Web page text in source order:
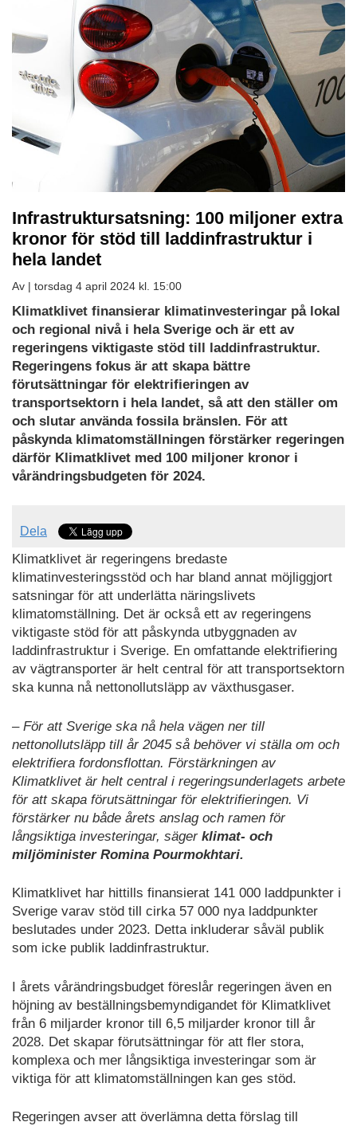
Infrastruktursatsning: 100 miljoner extra
kronor för stöd till laddinfrastruktur i
hela landet
Av | torsdag 4 april 2024 kl. 15:00
Klimatklivet finansierar klimatinvesteringar på lokal
och regional nivå i hela Sverige och är ett av
regeringens viktigaste stöd till laddinfrastruktur.
Regeringens fokus är att skapa bättre
förutsättningar för elektrifieringen av
transportsektorn i hela landet, så att den ställer om
och slutar använda fossila bränslen. För att
påskynda klimatomställningen förstärker regeringen
därför Klimatklivet med 100 miljoner kronor i
vårändringsbudgeten för 2024.
Dela
Klimatklivet är regeringens bredaste
klimatinvesteringsstöd och har bland annat möjliggjort
satsningar för att underlätta näringslivets
klimatomställning. Det är också ett av regeringens
viktigaste stöd för att påskynda utbyggnaden av
laddinfrastruktur i Sverige. En omfattande elektrifiering
av vägtransporter är helt central för att transportsektorn
ska kunna nå nettonollutsläpp av växthusgaser.
– För att Sverige ska nå hela vägen ner till
nettonollutsläpp till år 2045 så behöver vi ställa om och
elektrifiera fordonsflottan. Förstärkningen av
Klimatklivet är helt central i regeringsunderlagets arbete
för att skapa förutsättningar för elektrifieringen. Vi
förstärker nu både årets anslag och ramen för
långsiktiga investeringar, sägerklimat- och
miljöminister Romina Pourmokhtari.
Klimatklivet har hittills finansierat 141 000 laddpunkter i
Sverige varav stöd till cirka 57 000 nya laddpunkter
beslutades under 2023. Detta inkluderar såväl publik
som icke publik laddinfrastruktur.
I årets vårändringsbudget föreslår regeringen även en
höjning av beställningsbemyndigandet för Klimatklivet
från 6 miljarder kronor till 6,5 miljarder kronor till år
2028. Det skapar förutsättningar för att fler stora,
komplexa och mer långsiktiga investeringar som är
viktiga för att klimatomställningen kan ges stöd.
Regeringen avser att överlämna detta förslag till